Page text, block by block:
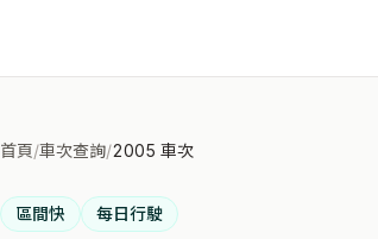
首頁/車次查詢/2005 車次
區間快 每日行駛